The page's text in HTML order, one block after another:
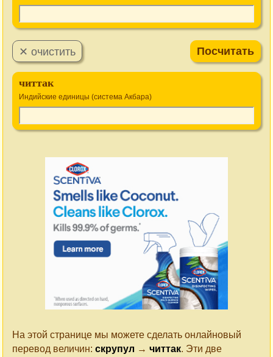
читтак
Индийские единицы (система Акбара)
На этой странице мы можете сделать онлайновый
перевод величин: скрупул → читтак. Эти две